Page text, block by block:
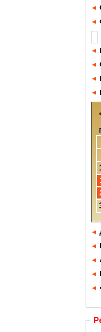
◄
◄
◄
◄
◄
◄
◄
◄
◄
◄
◄